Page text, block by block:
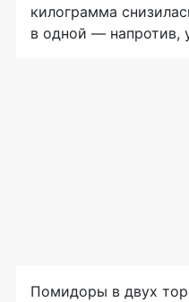
килограмма
в одной — напротив,
Помидоры в двух